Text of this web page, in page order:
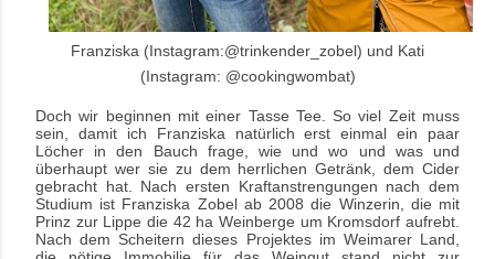
Franziska (Instagram:@trinkender_zobel) und Kati
(Instagram: @cookingwombat)
Doch wir beginnen mit einer Tasse Tee. So viel Zeit muss
sein, damit ich Franziska natürlich erst einmal ein paar
Löcher in den Bauch frage, wie und wo und was und
überhaupt wer sie zu dem herrlichen Getränk, dem Cider
gebracht hat. Nach ersten Kraftanstrengungen nach dem
Studium ist Franziska Zobel ab 2008 die Winzerin, die mit
Prinz zur Lippe die 42 ha Weinberge um Kromsdorf aufrebt.
Nach dem Scheitern dieses Projektes im Weimarer Land,